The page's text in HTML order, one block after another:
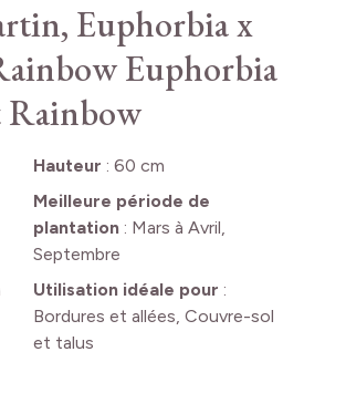
Euphorbia x
Euphorbia
Hauteur : 60 cm
Meilleure période de
plantation: Mars à Avril,
Septembre
Utilisation idéale pour :
Bordures et allées, Couvre-sol
et talus